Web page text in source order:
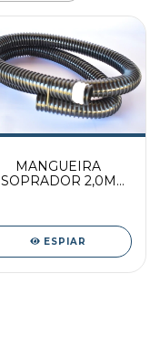
MANGUEIRA
SOPRADOR 2,0M
ESPIAR